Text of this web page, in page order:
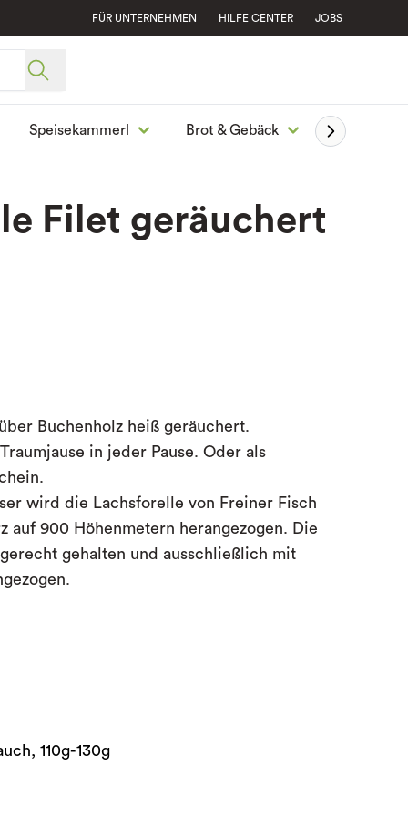
FÜR UNTERNEHMEN HILFE CENTER JOBS
Speisekammerl Brot & Gebäck
Filet geräuchert
Buchenholz heiß geräuchert.
in jeder Pause. Oder als
wird die Lachsforelle von Freiner Fisch
auf 900 Höhenmetern herangezogen. Die
gehalten und ausschließlich mit
110g-130g